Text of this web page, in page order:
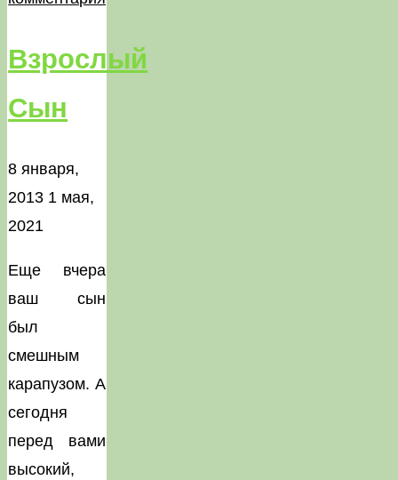
Взрослый
Сын
8 января,
2013 1 мая,
2021
Еще вчера
ваш сын
был
смешным
карапузом. А
сегодня
перед вами
высокий,